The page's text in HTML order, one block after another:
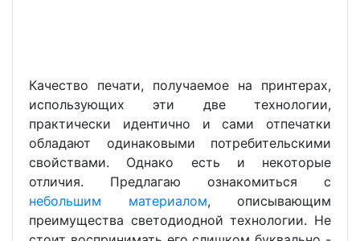
Качество печати, получаемое на принтерах,
использующих эти две технологии,
практически идентично и сами отпечатки
обладают одинаковыми потребительскими
свойствами. Однако есть и некоторые
отличия. Предлагаю ознакомиться с
небольшим материалом, описывающим
преимущества светодиодной технологии. Не